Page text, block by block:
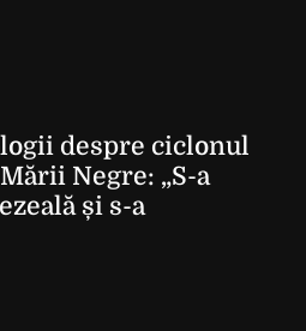
despre ciclonul
Negre: „S-a
și s-a